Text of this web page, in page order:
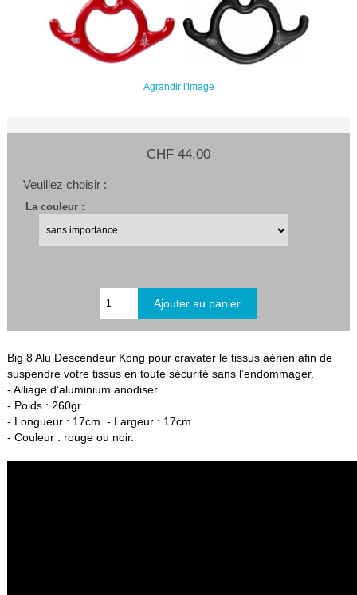
Agrandir l'image
CHF 44.00
Veuillez choisir :
La couleur :
Big 8 Alu Descendeur Kong pour cravater le tissus aérien afin de
suspendre votre tissus en toute sécurité sans l’endommager.
- Alliage d’aluminium anodiser.
- Poids : 260gr.
- Longueur : 17cm. - Largeur : 17cm.
- Couleur : rouge ou noir.